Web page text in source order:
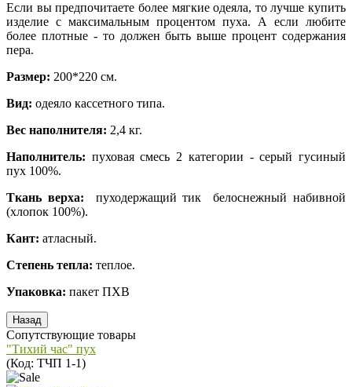
Если вы предпочитаете более мягкие одеяла, то лучше купить
изделие с максимальным процентом пуха. А если любите
более плотные - то должен быть выше процент содержания
пера.
Размер: 200*220 см.
Вид: одеяло кассетного типа.
Вес наполнителя: 2,4 кг.
Наполнитель: пуховая смесь 2 категории - серый гусиный
пух 100%.
Ткань верха:
пуходержащий тик белоснежный набивной
(хлопок 100%).
Кант: атласный.
Степень тепла: теплое.
Упаковка: пакет ПХВ
Сопутствующие товары
"Тихий час" пух
(Код: ТЧП 1-1)